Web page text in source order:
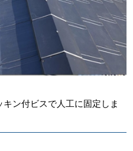
ン付ビスで人工に固定しま